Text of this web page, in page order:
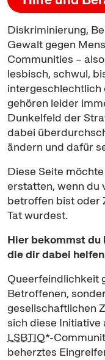
Diskriminierung,
Gewalt gegen
Communities –
lesbisch, schwul,
intergeschlechtlich
gehören leider
Dunkelfeld der
dabei
ändern und dafür
Diese Seite
erstatten, wenn du
betroffen bist oder
Tat wurdest.
Hier bekommst du
die dir dabei
Queerfeindlichkeit
Betroffenen,
gesellschaftlichen
sich diese Initiative
LSBTIQ*-
beherztes